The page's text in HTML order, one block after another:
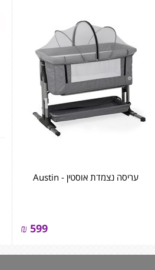
עריסה נצמדת אוסטין - Austin
599
₪